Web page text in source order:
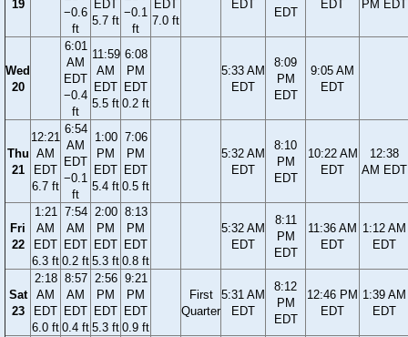
19
−0.6
ft
EDT
5.7 ft
−0.1
ft
EDT
7.0 ft
EDT
EDT
EDT
PM EDT
Wed
20
6:01
AM
EDT
−0.4
ft
11:59
AM
EDT
5.5 ft
6:08
PM
EDT
0.2 ft
5:33 AM
EDT
8:09
PM
EDT
9:05 AM
EDT
Thu
21
12:21
AM
EDT
6.7 ft
6:54
AM
EDT
−0.1
ft
1:00
PM
EDT
5.4 ft
7:06
PM
EDT
0.5 ft
5:32 AM
EDT
8:10
PM
EDT
10:22 AM
EDT
12:38
AM EDT
Fri
22
1:21
AM
EDT
6.3 ft
7:54
AM
EDT
0.2 ft
2:00
PM
EDT
5.3 ft
8:13
PM
EDT
0.8 ft
5:32 AM
EDT
8:11
PM
EDT
11:36 AM
EDT
1:12 AM
EDT
Sat
23
2:18
AM
EDT
6.0 ft
8:57
AM
EDT
0.4 ft
2:56
PM
EDT
5.3 ft
9:21
PM
EDT
0.9 ft
First
Quarter
5:31 AM
EDT
8:12
PM
EDT
12:46 PM
EDT
1:39 AM
EDT